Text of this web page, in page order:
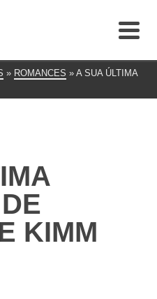
» ROMANCES » A SUA ÚLTIMA
KIMM